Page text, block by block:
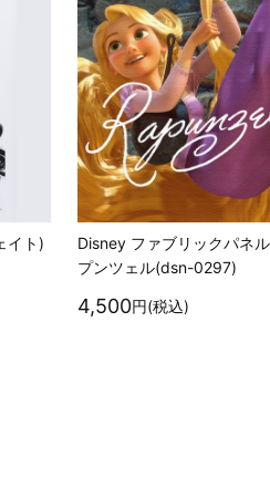
イト)
Disney ファブリックパネ
プンツェル(dsn-0297)
4,500円(税込)